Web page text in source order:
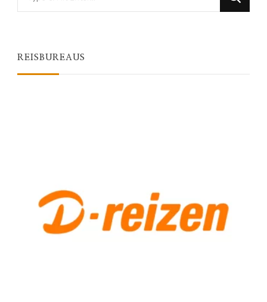
for
REISBUREAUS